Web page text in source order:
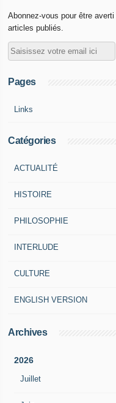
Abonnez-vous pour être
articles publiés.
Pages
Links
Catégories
ACTUALITÉ
HISTOIRE
PHILOSOPHIE
INTERLUDE
CULTURE
ENGLISH VERSION
Archives
2026
Juillet